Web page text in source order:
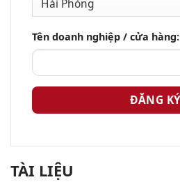
Tên doanh nghiệp / cửa hàng:
TÀI LIỆU